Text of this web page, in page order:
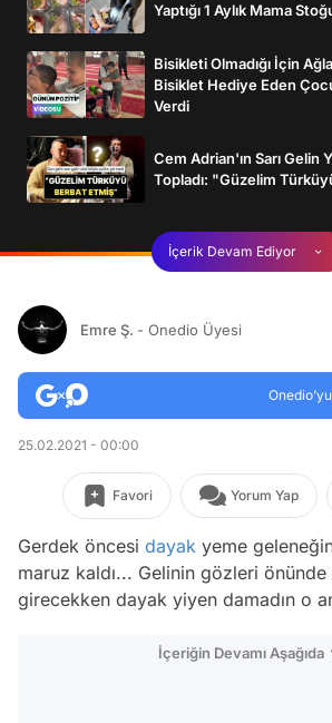
Yaptığı 1 Aylık Mama
Bisikleti Olmadığı İçin
Bisiklet Hediye Eden
Verdi
Cem Adrian'ın Sarı Gelin
Topladı: "Güzelim
İçerik Devam Ediyor
Emre Ş. - Onedio Üyesi
25.02.2021 - 00:00
Favori Yorum Yap
Gerdek öncesi dayak yeme
maruz kaldı... Gelinin gözleri önünde
girecekken dayak yiyen damadın o
İçeriğin Devamı Aşağıda